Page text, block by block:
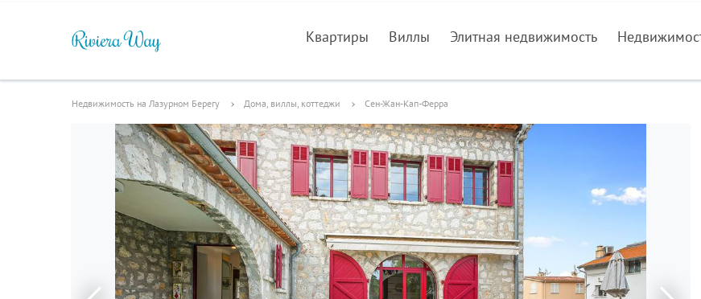
Квартиры Виллы Элитная недвижимость
Недвижимость на Лазурном Берегу Дома, виллы, коттеджи Сен-Жан-Кап-Ферра